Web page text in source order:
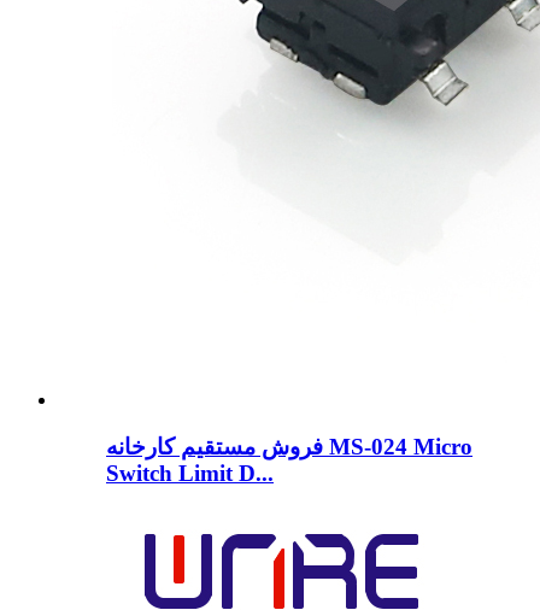
فروش مستقیم کارخانه MS-024 Micro
Switch Limit D...